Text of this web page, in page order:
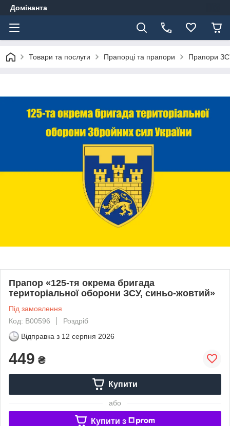
Домінанта
Товари та послуги Прапорці та прапори Прапори
Прапор «125-тя окрема бригада
територіальної оборони ЗСУ, синьо-жовтий»
Під замовлення
Код: В00596
Роздріб
Відправка з 12 серпня 2026
449 ₴
Купити
або
Купити з